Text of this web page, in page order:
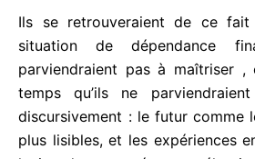
de discours. En rapprochant
grande crise mondiale avec
aujourd’hui dans l’organisation
Guadeloupe et la Martinique,
l’hypothèse suivante : les
pourraient plus, dans un
du statut, considérer leurs